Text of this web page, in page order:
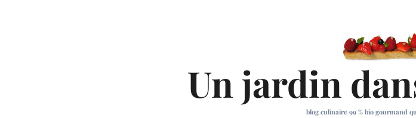
Un jardin
blog culinaire 99 % bio gourmand